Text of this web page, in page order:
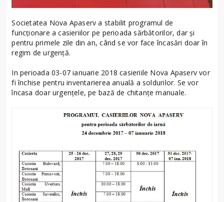
Societatea Nova Apaserv a stabilit programul de
funcţionare a casieriilor pe perioada sărbătorilor, dar şi
pentru primele zile din an, când se vor face încasări doar în
regim de urgenţă.
In perioada 03-07 ianuarie 2018 casieriile Nova Apaserv vor
fi închise pentru inventarierea anuală a soldurilor. Se vor
încasa doar urgenţele, pe bază de chitanţe manuale.